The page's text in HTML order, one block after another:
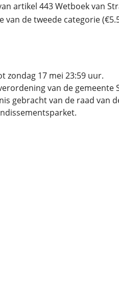
artikel 443 Wetboek van
de tweede categorie
zondag 17 mei 23:59 uur.
van de gemeente
gebracht van de raad van